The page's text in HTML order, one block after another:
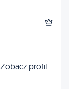
Zobacz profil